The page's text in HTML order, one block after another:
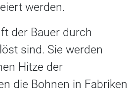
werden.
der Bauer durch
sind. Sie werden
Hitze der
die Bohnen in Fabriken